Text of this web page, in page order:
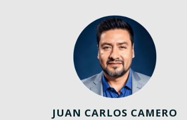
JUAN CARLOS CAMERO